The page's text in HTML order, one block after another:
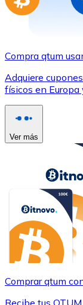
Compra qtum
Adquiere
físicos en Europa
Ver más
Comprar qtum
Recibe tus